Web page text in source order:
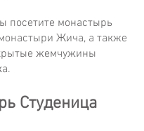
посетите монастырь
Жича, а также
жемчужины
Студеница